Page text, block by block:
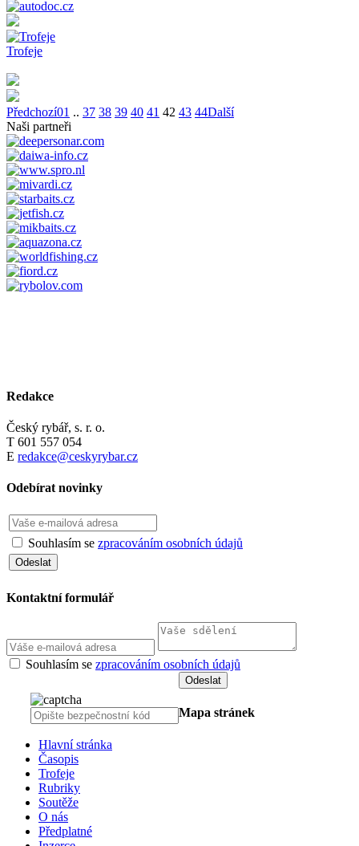
Trofeje
Předchozí01 .. 37 38 39 40 41 42 43 44Další
Naši partneři
Redakce
Český rybář, s. r. o.
T 601 557 054
E redakce@ceskyrybar.cz
Odebírat novinky
Souhlasím se zpracováním osobních údajů
Kontaktní formulář
Souhlasím se zpracováním osobních údajů
Mapa stránek
Hlavní stránka
Časopis
Trofeje
Rubriky
Soutěže
O nás
Předplatné